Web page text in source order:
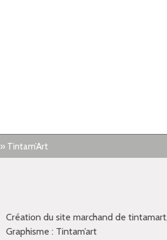
» Tintam’Art
Création du site marchand de
Graphisme : Tintam’art